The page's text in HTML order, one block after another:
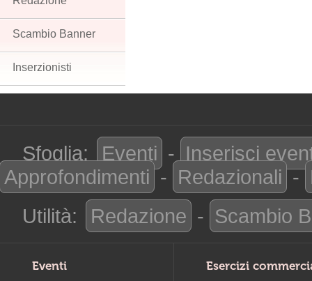
Scambio Banner
Inserzionisti
Sfoglia: Eventi - Inserisci
Approfondimenti - Redazionali -
Utilità:
Redazione - Scambio
Eventi Esercizi